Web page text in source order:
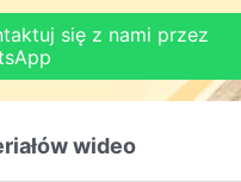
i patrzcie! Jakże obfita
i słuchajcie! Jakże
się z nami przez
wideo